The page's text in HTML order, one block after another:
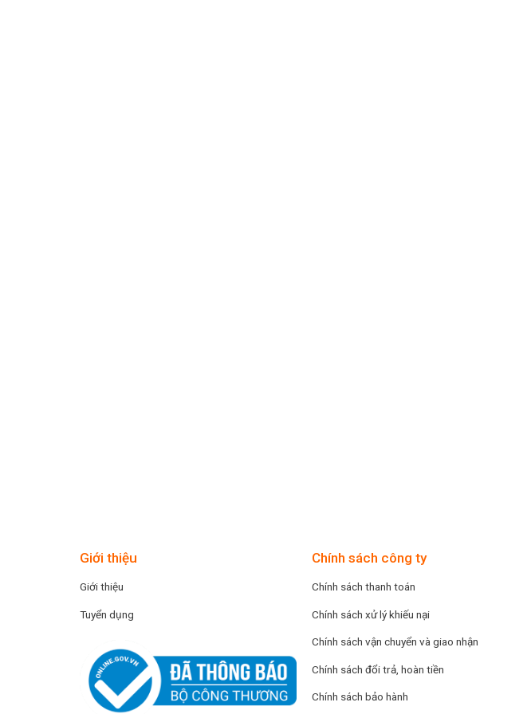
Giới thiệu
Giới thiệu
Tuyển dụng
Chính sách công ty
Chính sách thanh toán
Chính sách xử lý khiếu nại
Chính sách vận chuyển và giao nhận
Chính sách đổi trả, hoàn tiền
Chính sách bảo hành